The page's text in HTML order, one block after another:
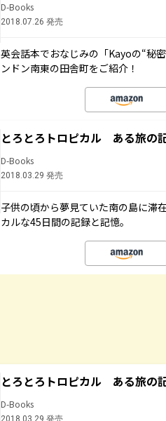
D-Books
2018.07.26 発売
英会話本でおなじみの「Kayoの“秘
ンドン南東の田舎町をご紹介！
とろとろトロピカル ある旅の
D-Books
2018.03.29 発売
子供の頃から夢見ていた南の島に滞
カルな45日間の記録と記憶。
とろとろトロピカル ある旅の
D-Books
2018.03.29 発売